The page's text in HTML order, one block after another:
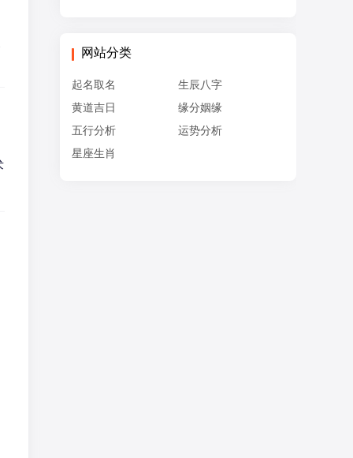
网站分类
起名取名
生辰八字
黄道吉日
缘分姻缘
五行分析
运势分析
星座生肖